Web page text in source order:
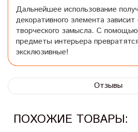
Дальнейшее использование
декоративного элемента
творческого замысла. С
предметы интерьера
эксклюзивные!
Отзывы
ПОХОЖИЕ ТОВАРЫ: